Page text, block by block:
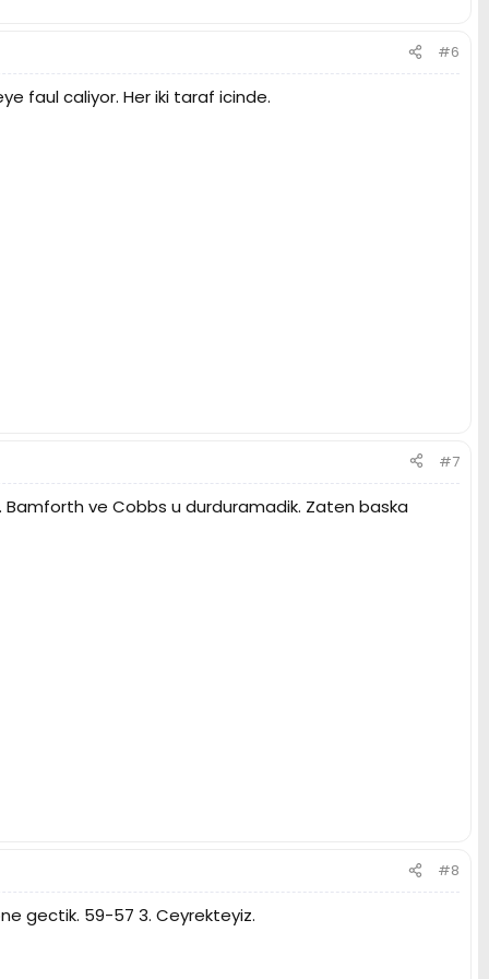
#6
faul caliyor. Her iki taraf icinde.
#7
Bamforth ve Cobbs u durduramadik. Zaten baska
#8
gectik. 59-57 3. Ceyrekteyiz.